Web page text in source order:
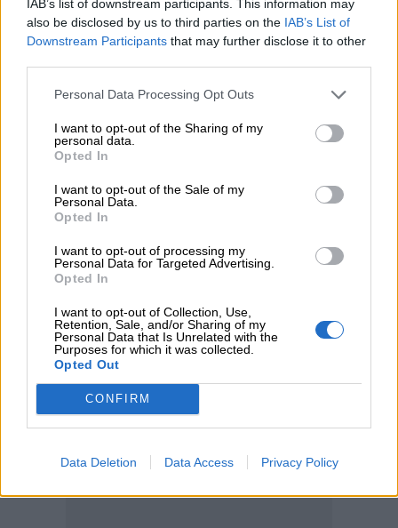
IAB’s list of downstream participants. This information may
also be disclosed by us to third parties on the IAB’s List of
Downstream Participants that may further disclose it to other
Personal Data Processing Opt Outs
I want to opt-out of the Sharing of my
personal data.
Opted In
I want to opt-out of the Sale of my
Personal Data.
Opted In
I want to opt-out of processing my
Personal Data for Targeted Advertising.
Opted In
I want to opt-out of Collection, Use,
Retention, Sale, and/or Sharing of my
Personal Data that Is Unrelated with the
Purposes for which it was collected.
Opted Out
CONFIRM
Data Deletion Data Access Privacy Policy
05.08.2026 - 13:37
Πάρκινσον»
05.08.2026 - 12:33
Ε.Ε και παράνομη μετανάστευση: προτάσεις και δράσεις με
05.08.2026 - 12:11
Αντώνης Βουκλαρής - «ΕΡΡΙΚΟΣ ΝΤΥΝΑΝ»
05.08.2026 - 11:30
Η νέα εποχή στην εκπαίδευση των ασφαλιστικών
διαμεσολαβητών